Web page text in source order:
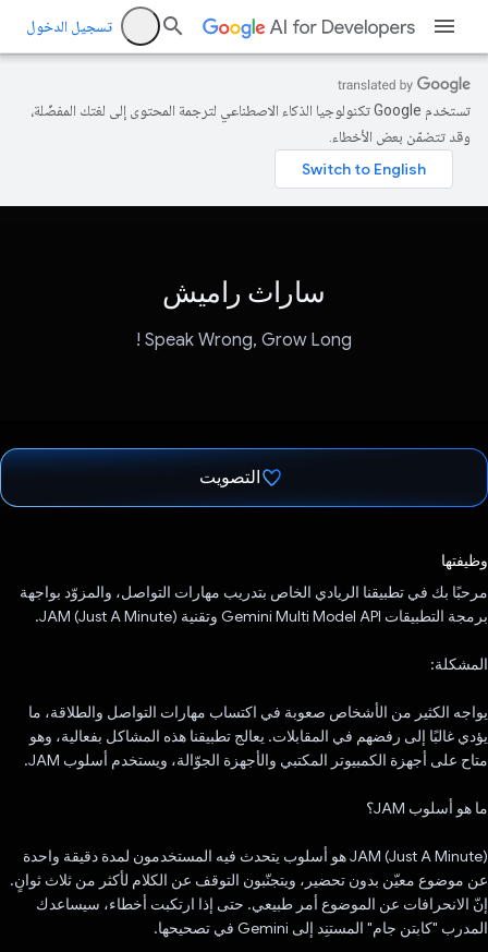
تسجيل الدخول
تستخدم Google تكنولوجيا الذكاء الاصطناعي لترجمة المحتوى إلى لغتك المفضّلة،
وقد تتضمّن بعض الأخطاء.
ساراث راميش
Speak Wrong, Grow Long !
التصويت
وظيفتها
مرحبًا بك في تطبيقنا الريادي الخاص بتدريب مهارات التواصل، والمزوّد بواجهة
برمجة التطبيقات Gemini Multi Model API وتقنية JAM (Just A Minute).
المشكلة:
يواجه الكثير من الأشخاص صعوبة في اكتساب مهارات التواصل والطلاقة، ما
يؤدي غالبًا إلى رفضهم في المقابلات. يعالج تطبيقنا هذه المشاكل بفعالية، وهو
متاح على أجهزة الكمبيوتر المكتبي والأجهزة الجوّالة، ويستخدم أسلوب JAM.
ما هو أسلوب JAM؟
JAM (Just A Minute) هو أسلوب يتحدث فيه المستخدمون لمدة دقيقة واحدة
عن موضوع معيّن بدون تحضير، ويتجنّبون التوقف عن الكلام لأكثر من ثلاث ثوانٍ.
إنّ الانحرافات عن الموضوع أمر طبيعي. حتى إذا ارتكبت أخطاء، سيساعدك
المدرب "كابتن جام" المستنِد إلى Gemini في تصحيحها.